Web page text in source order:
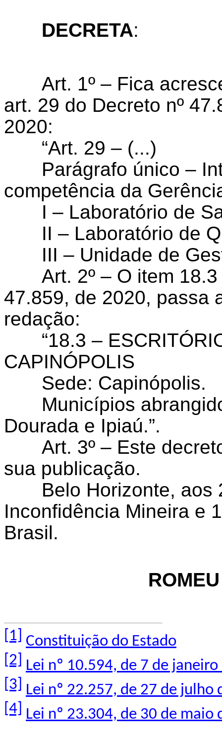
DECRETA:
Art. 1º – Fica
art. 29 do Decreto nº
2020:
“Art. 29 – (...)
Parágrafo único –
competência da
I – Laboratório de
II – Laboratório de
III – Unidade de
Art. 2º – O item
47.859, de 2020, passa
redação:
“18.3 –
CAPINÓPOLIS
Sede: Capinópolis.
Municípios
Dourada e Ipiaú.”.
Art. 3º – Este
sua publicação.
Belo Horizonte, aos
Inconfidência Mineira e
Brasil.
[1] Constituição do Estado
[2]
Lei nº 10.594, de 7 de janeiro
[3]
Lei nº 22.257, de 27 de julho
[4] Lei nº 23.304, de 30 de maio